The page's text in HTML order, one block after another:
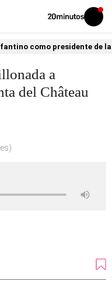
Volver
Iniciar
sesión
como presidente de
a
del Château